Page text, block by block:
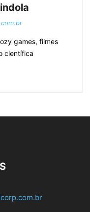
games, filmes
científica